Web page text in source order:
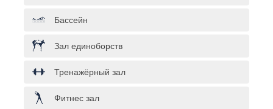
Бассейн
Зал единоборств
Тренажёрный зал
Фитнес зал